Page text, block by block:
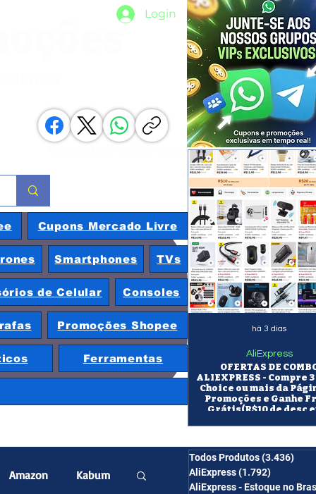
Login
Compartilhe com os amigos
Cupons Mercado Livre
Smartphones TVs
de Celular Consoles
Promoções Shopee
Ferramentas
OFERTAS DE
ALIEXPRESS - Compre
Choice ou mais da
Promoções e Ganhe
Grátis(R$10 de desc
AliExpress
há 3 dias
Amazon Kabum
Todos Produtos(3.436)
AliExpress(1.792)
AliExpress - Estoque no